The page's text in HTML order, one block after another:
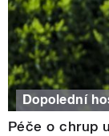
Dopolední
Péče o chrup